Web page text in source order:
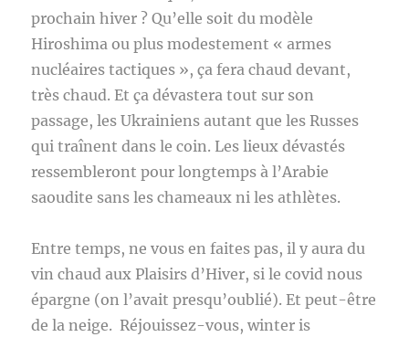
prochain hiver ? Qu’elle soit du modèle
Hiroshima ou plus modestement « armes
nucléaires tactiques », ça fera chaud devant,
très chaud. Et ça dévastera tout sur son
passage, les Ukrainiens autant que les Russes
qui traînent dans le coin. Les lieux dévastés
ressembleront pour longtemps à l’Arabie
saoudite sans les chameaux ni les athlètes.
Entre temps, ne vous en faites pas, il y aura du
vin chaud aux Plaisirs d’Hiver, si le covid nous
épargne (on l’avait presqu’oublié). Et peut-être
de la neige. Réjouissez-vous, winter is